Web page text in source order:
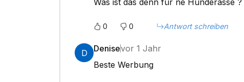
Was ist das denn für ne Hunderasse ?
0 0 Antwort schreiben
D Denisevor 1 Jahr
Beste Werbung